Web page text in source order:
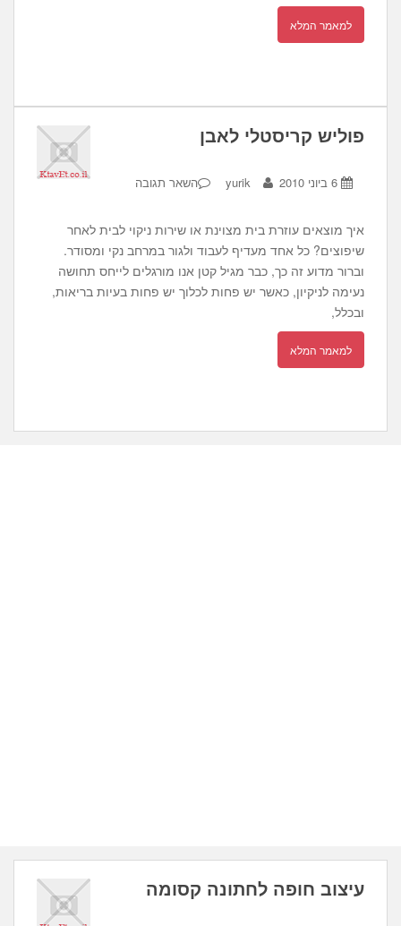
למאמר המלא
פוליש קריסטלי לאבן
6 ביוני 2010 yurik השאר תגובה
איך מוצאים עוזרת בית מצוינת או שירות ניקוי לבית לאחר
שיפוצים? כל אחד מעדיף לעבוד ולגור במרחב נקי ומסודר.
וברור מדוע זה כך, כבר מגיל קטן אנו מורגלים לייחס תחושה
נעימה לניקיון, כאשר יש פחות לכלוך יש פחות בעיות בריאות,
ובכלל,
למאמר המלא
עיצוב חופה לחתונה קסומה